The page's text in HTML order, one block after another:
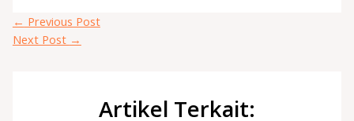
← Previous Post
Next Post →
Artikel Terkait: